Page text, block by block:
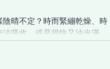
晴不定？時而緊繃乾燥、時
吸收，或是很快又油光滿
經歷過。 當肌膚的「水油平